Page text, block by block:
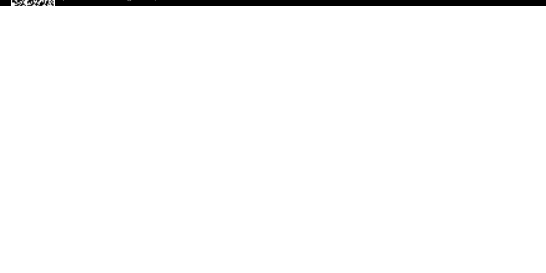
descargar la aplicación!